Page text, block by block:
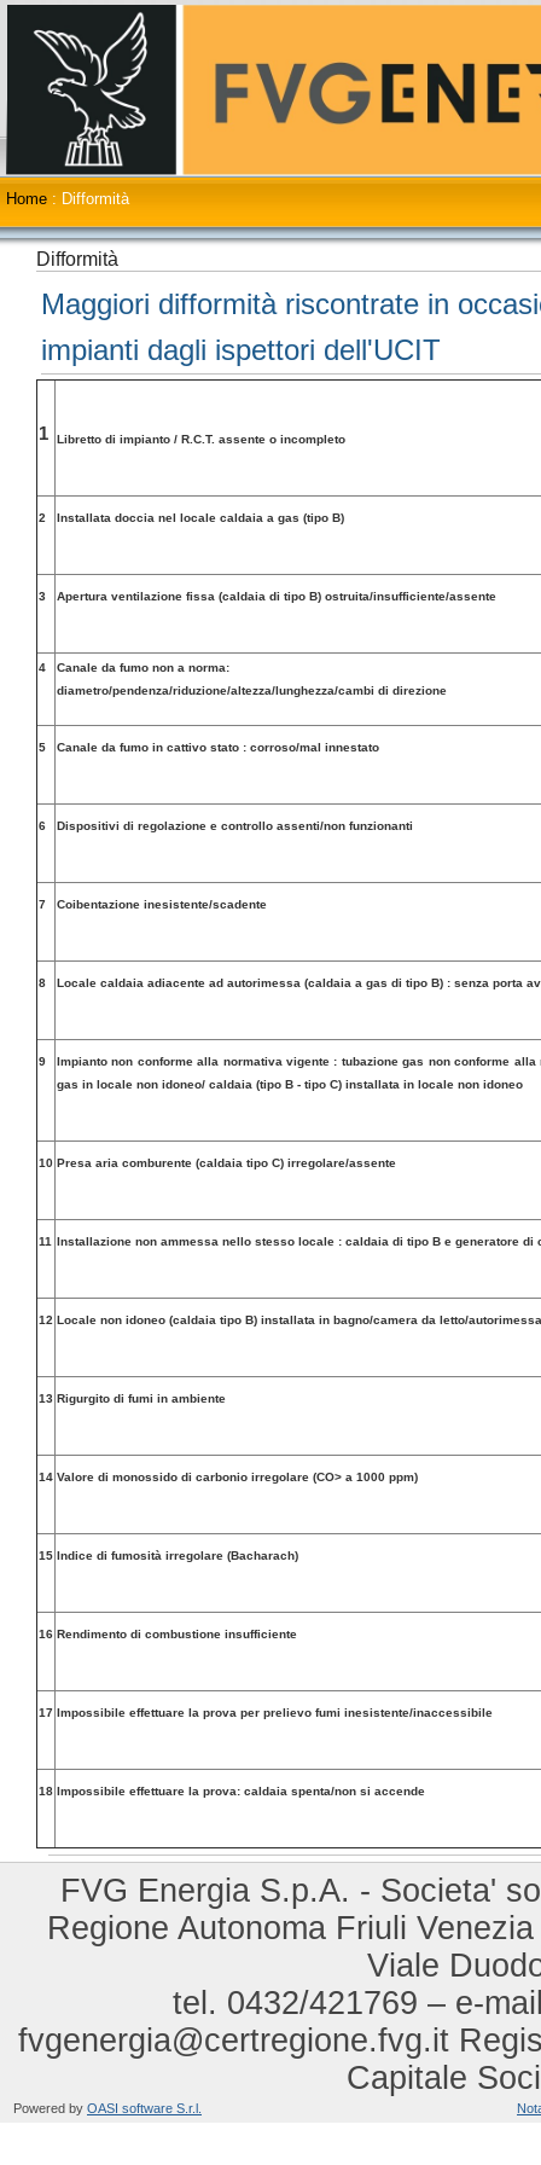
Home : Difformità
Difformità
Maggiori difformità riscontrate in
impianti dagli ispettori dell'UCIT
1 Libretto di impianto / R.C.T. assente o incompleto
2 Installata doccia nel locale caldaia a gas (tipo B)
3 Apertura ventilazione fissa (caldaia di tipo B) ostruita/insufficiente/assente
4
Canale da fumo non a norma:
diametro/pendenza/riduzione/altezza/lunghezza/cambi di direzione
5 Canale da fumo in cattivo stato : corroso/mal innestato
6 Dispositivi di regolazione e controllo assenti/non funzionanti
7 Coibentazione inesistente/scadente
8 Locale caldaia adiacente ad autorimessa (caldaia a gas di tipo B) : senza porta
9
Impianto non conforme alla normativa vigente : tubazione gas non conforme alla
gas in locale non idoneo/ caldaia (tipo B - tipo C) installata in locale non idoneo
10 Presa aria comburente (caldaia tipo C) irregolare/assente
11 Installazione non ammessa nello stesso locale : caldaia di tipo B e generatore
12 Locale non idoneo (caldaia tipo B) installata in bagno/camera da letto/autorimessa
13 Rigurgito di fumi in ambiente
14 Valore di monossido di carbonio irregolare (CO> a 1000 ppm)
15 Indice di fumosità irregolare (Bacharach)
16 Rendimento di combustione insufficiente
17 Impossibile effettuare la prova per prelievo fumi inesistente/inaccessibile
18 Impossibile effettuare la prova: caldaia spenta/non si accende
FVG Energia S.p.A. - Societa'
Regione Autonoma Friuli
Viale
tel. 0432/421769 – e-
fvgenergia@certregione.fvg.it
Capitale
Powered by OASI software S.r.l.